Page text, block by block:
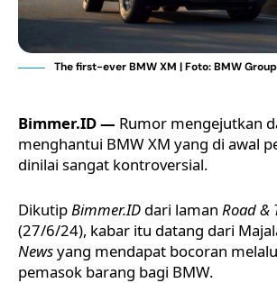
The first-ever BMW XM | Foto: BMW Group
Bimmer.ID — Rumor mengejutkan
menghantui BMW XM yang di awal
dinilai sangat kontroversial.
DikutipBimmer.ID dari laman Road &
(27/6/24), kabar itu datang dari
Newsyang mendapat bocoran
pemasok barang bagi BMW.